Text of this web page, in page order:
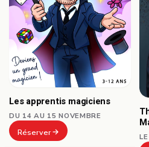
Les apprentis magiciens
DU 14 AU 15 NOVEMBRE
Réserver